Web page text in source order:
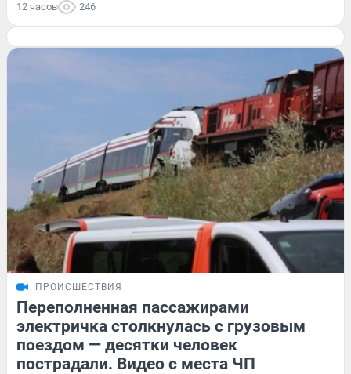
12 часов 246
ПРОИСШЕСТВИЯ
Переполненная пассажирами
электричка столкнулась с грузовым
поездом — десятки человек
пострадали. Видео с места ЧП